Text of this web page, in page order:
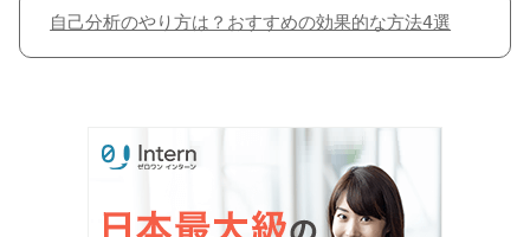
自己分析のやり方は？おすすめの効果的な方法4選